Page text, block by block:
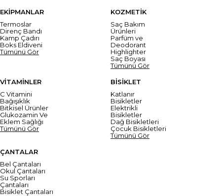
EKİPMANLAR
Termoslar
Direnç Bandı
Kamp Çadırı
Boks Eldiveni
Tümünü Gör
KOZMETİK
Saç Bakım
Ürünleri
Parfüm ve
Deodorant
Highlighter
Saç Boyası
Tümünü Gör
VİTAMİNLER
C Vitamini
Bağışıklık
Bitkisel Ürünler
Glukozamin Ve
Eklem Sağlığı
Tümünü Gör
BİSİKLET
Katlanır
Bisikletler
Elektrikli
Bisikletler
Dağ Bisikletleri
Çocuk Bisikletleri
Tümünü Gör
ÇANTALAR
Bel Çantaları
Okul Çantaları
Su Sporları
Çantaları
Bisiklet Çantaları